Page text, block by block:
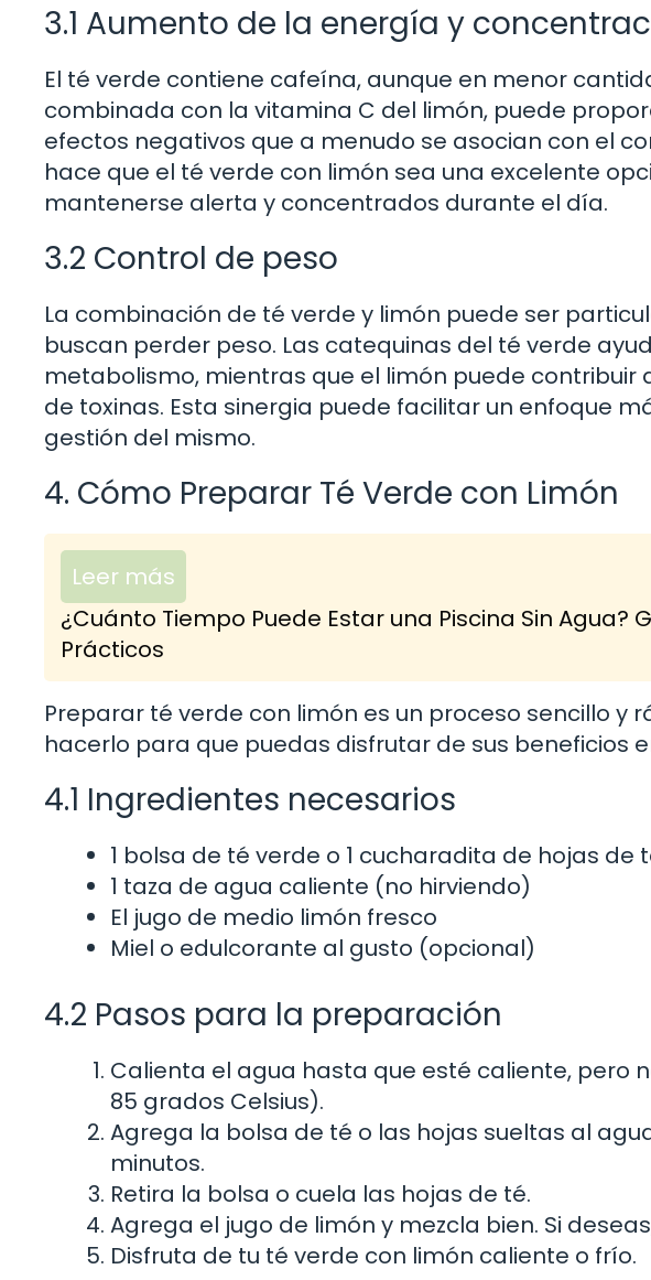
3.1 Aumento de la energía y
El té verde contiene cafeína, aunque en menor
combinada con la vitamina C del limón, puede
efectos negativos que a menudo se asocian con el
hace que el té verde con limón sea una excelente
mantenerse alerta y concentrados durante el día.
3.2 Control de peso
La combinación de té verde y limón puede ser
buscan perder peso. Las catequinas del té verde
metabolismo, mientras que el limón puede contribuir
de toxinas. Esta sinergia puede facilitar un enfoque
gestión del mismo.
4. Cómo Preparar Té Verde con Limón
Leer más
¿Cuánto Tiempo Puede Estar una Piscina Sin Agua?
Prácticos
Preparar té verde con limón es un proceso sencillo y
hacerlo para que puedas disfrutar de sus beneficios
4.1 Ingredientes necesarios
1 bolsa de té verde o 1 cucharadita de hojas de
1 taza de agua caliente (no hirviendo)
El jugo de medio limón fresco
Miel o edulcorante al gusto (opcional)
4.2 Pasos para la preparación
Calienta el agua hasta que esté caliente, pero
85 grados Celsius).
Agrega la bolsa de té o las hojas sueltas al
minutos.
Retira la bolsa o cuela las hojas de té.
Agrega el jugo de limón y mezcla bien. Si
Disfruta de tu té verde con limón caliente o frío.